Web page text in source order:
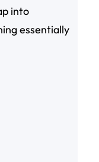
into
essentially